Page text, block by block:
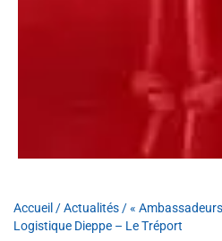
Accueil /Actualités /«
Logistique Dieppe – Le Tréport